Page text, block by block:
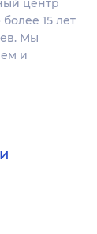
15 лет
Мы
и